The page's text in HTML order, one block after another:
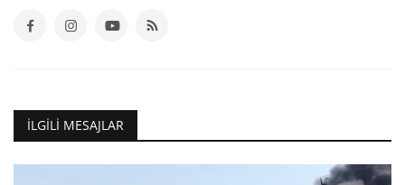
İLGILI MESAJLAR